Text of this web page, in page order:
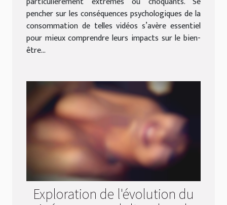
pencher sur les conséquences psychologiques de la
consommation de telles vidéos s’avère essentiel
pour mieux comprendre leurs impacts sur le bien-
être...
Exploration de l'évolution du